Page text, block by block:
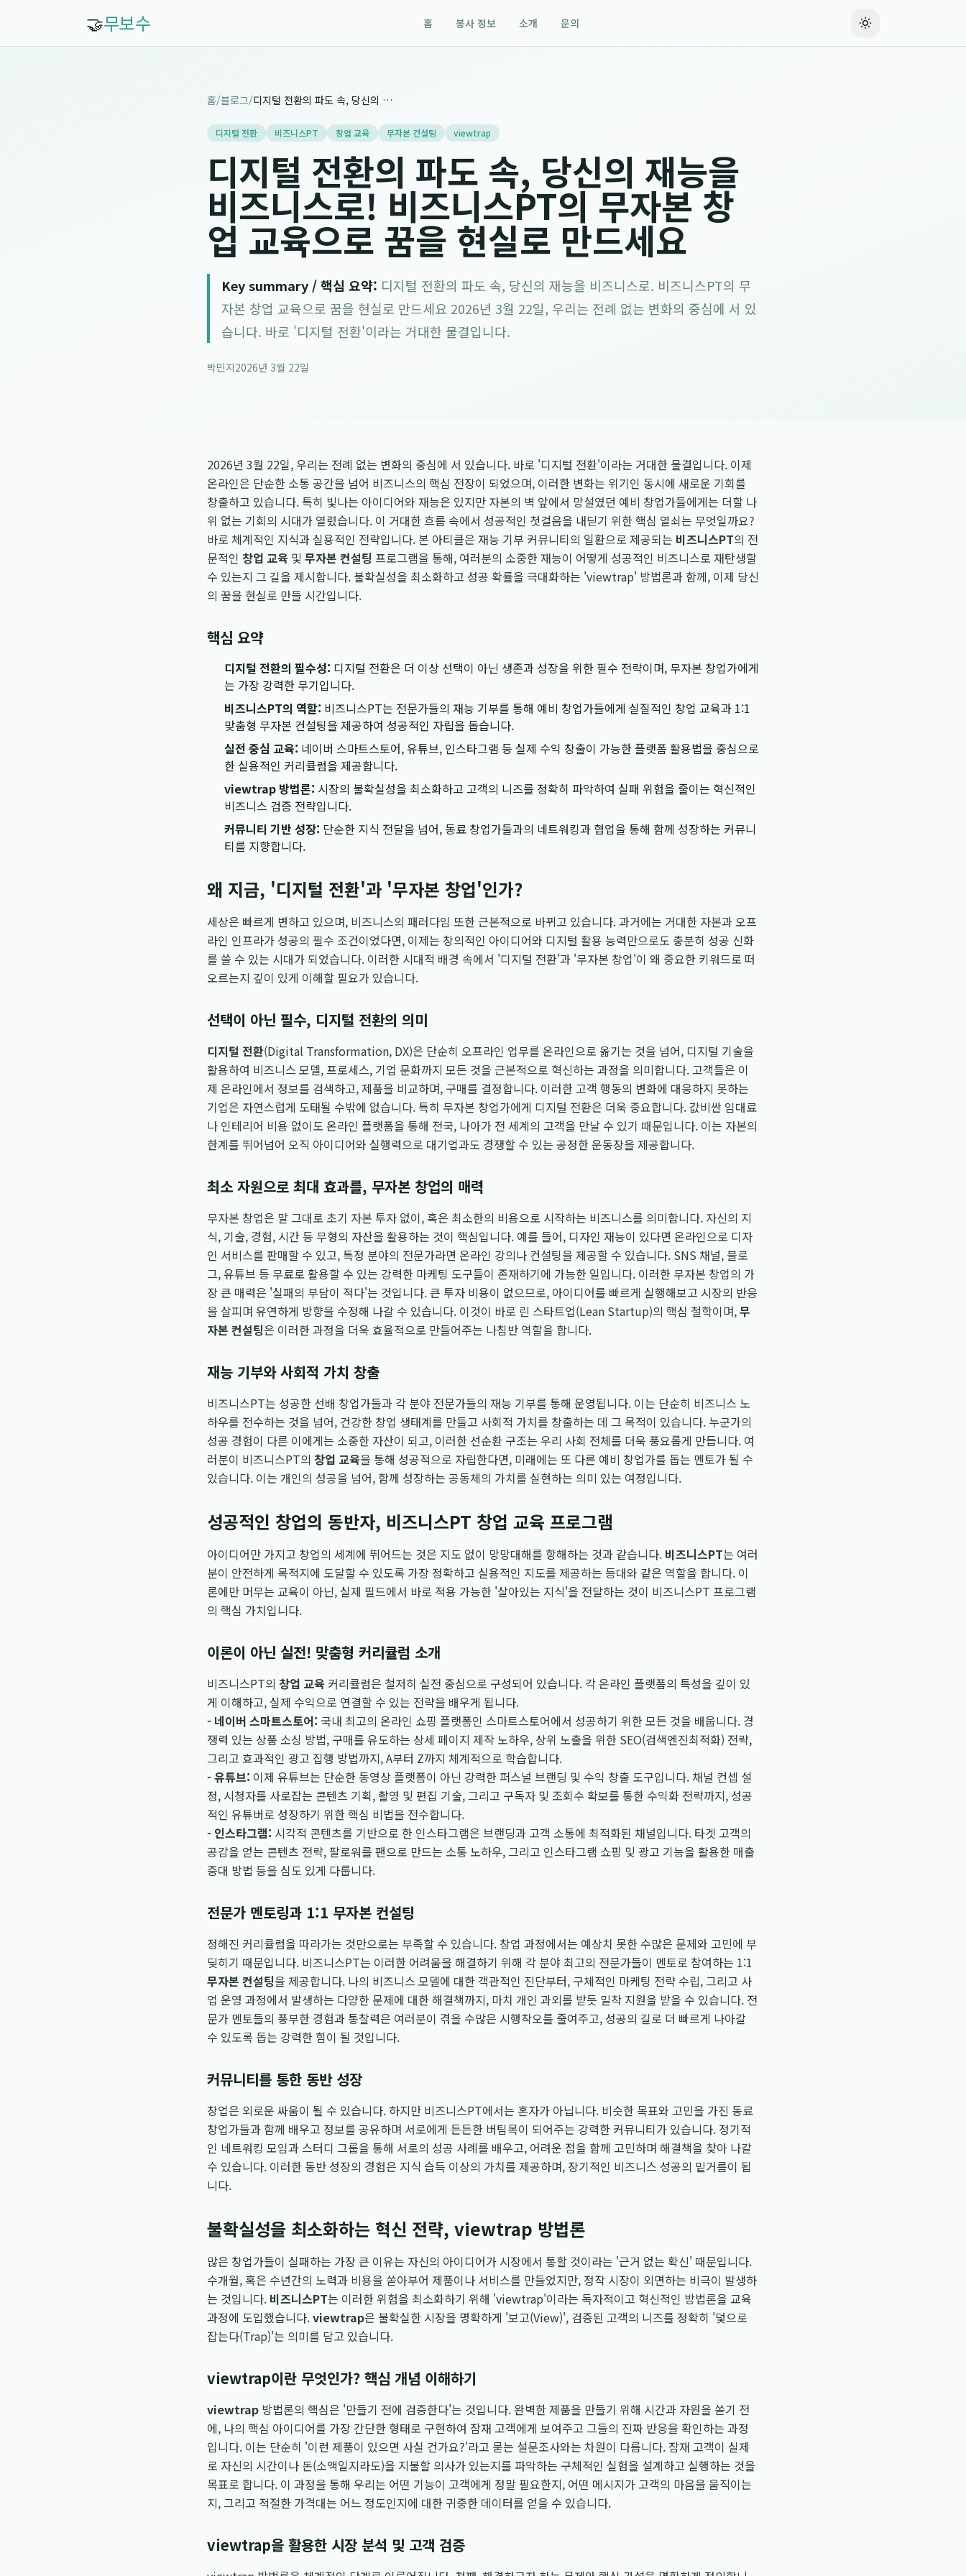
🤝무보수 홈 봉사 정보 소개 문의
홈/블로그/ 디지털 전환의 파도 속, 당신의 재능을 비즈니스로! 비즈니스PT의 무자본 창업 교육으로 꿈을 현실로 만드세요
디지털 전환 비즈니스PT 창업 교육 무자본 컨설팅 viewtrap
디지털 전환의 파도 속, 당신의 재능을
비즈니스로! 비즈니스PT의 무자본 창
업 교육으로 꿈을 현실로 만드세요
Key summary / 핵심 요약: 디지털 전환의 파도 속, 당신의 재능을 비즈니스로. 비즈니스PT의 무
자본 창업 교육으로 꿈을 현실로 만드세요 2026년 3월 22일, 우리는 전례 없는 변화의 중심에 서 있
습니다. 바로 '디지털 전환'이라는 거대한 물결입니다.
박민지2026년 3월 22일
2026년 3월 22일, 우리는 전례 없는 변화의 중심에 서 있습니다. 바로 '디지털 전환'이라는 거대한 물결입니다. 이제
온라인은 단순한 소통 공간을 넘어 비즈니스의 핵심 전장이 되었으며, 이러한 변화는 위기인 동시에 새로운 기회를
창출하고 있습니다. 특히 빛나는 아이디어와 재능은 있지만 자본의 벽 앞에서 망설였던 예비 창업가들에게는 더할 나
위 없는 기회의 시대가 열렸습니다. 이 거대한 흐름 속에서 성공적인 첫걸음을 내딛기 위한 핵심 열쇠는 무엇일까요?
바로 체계적인 지식과 실용적인 전략입니다. 본 아티클은 재능 기부 커뮤니티의 일환으로 제공되는 비즈니스PT의 전
문적인 창업 교육 및 무자본 컨설팅 프로그램을 통해, 여러분의 소중한 재능이 어떻게 성공적인 비즈니스로 재탄생할
수 있는지 그 길을 제시합니다. 불확실성을 최소화하고 성공 확률을 극대화하는 'viewtrap' 방법론과 함께, 이제 당신
의 꿈을 현실로 만들 시간입니다.
핵심 요약
디지털 전환의 필수성: 디지털 전환은 더 이상 선택이 아닌 생존과 성장을 위한 필수 전략이며, 무자본 창업가에게
는 가장 강력한 무기입니다.
비즈니스PT의 역할: 비즈니스PT는 전문가들의 재능 기부를 통해 예비 창업가들에게 실질적인 창업 교육과 1:1
맞춤형 무자본 컨설팅을 제공하여 성공적인 자립을 돕습니다.
실전 중심 교육: 네이버 스마트스토어, 유튜브, 인스타그램 등 실제 수익 창출이 가능한 플랫폼 활용법을 중심으로
한 실용적인 커리큘럼을 제공합니다.
viewtrap 방법론: 시장의 불확실성을 최소화하고 고객의 니즈를 정확히 파악하여 실패 위험을 줄이는 혁신적인
비즈니스 검증 전략입니다.
커뮤니티 기반 성장: 단순한 지식 전달을 넘어, 동료 창업가들과의 네트워킹과 협업을 통해 함께 성장하는 커뮤니
티를 지향합니다.
왜 지금, '디지털 전환'과 '무자본 창업'인가?
세상은 빠르게 변하고 있으며, 비즈니스의 패러다임 또한 근본적으로 바뀌고 있습니다. 과거에는 거대한 자본과 오프
라인 인프라가 성공의 필수 조건이었다면, 이제는 창의적인 아이디어와 디지털 활용 능력만으로도 충분히 성공 신화
를 쓸 수 있는 시대가 되었습니다. 이러한 시대적 배경 속에서 '디지털 전환'과 '무자본 창업'이 왜 중요한 키워드로 떠
오르는지 깊이 있게 이해할 필요가 있습니다.
선택이 아닌 필수, 디지털 전환의 의미
디지털 전환(Digital Transformation, DX)은 단순히 오프라인 업무를 온라인으로 옮기는 것을 넘어, 디지털 기술을
활용하여 비즈니스 모델, 프로세스, 기업 문화까지 모든 것을 근본적으로 혁신하는 과정을 의미합니다. 고객들은 이
제 온라인에서 정보를 검색하고, 제품을 비교하며, 구매를 결정합니다. 이러한 고객 행동의 변화에 대응하지 못하는
기업은 자연스럽게 도태될 수밖에 없습니다. 특히 무자본 창업가에게 디지털 전환은 더욱 중요합니다. 값비싼 임대료
나 인테리어 비용 없이도 온라인 플랫폼을 통해 전국, 나아가 전 세계의 고객을 만날 수 있기 때문입니다. 이는 자본의
한계를 뛰어넘어 오직 아이디어와 실행력으로 대기업과도 경쟁할 수 있는 공정한 운동장을 제공합니다.
최소 자원으로 최대 효과를, 무자본 창업의 매력
무자본 창업은 말 그대로 초기 자본 투자 없이, 혹은 최소한의 비용으로 시작하는 비즈니스를 의미합니다. 자신의 지
식, 기술, 경험, 시간 등 무형의 자산을 활용하는 것이 핵심입니다. 예를 들어, 디자인 재능이 있다면 온라인으로 디자
인 서비스를 판매할 수 있고, 특정 분야의 전문가라면 온라인 강의나 컨설팅을 제공할 수 있습니다. SNS 채널, 블로
그, 유튜브 등 무료로 활용할 수 있는 강력한 마케팅 도구들이 존재하기에 가능한 일입니다. 이러한 무자본 창업의 가
장 큰 매력은 '실패의 부담이 적다'는 것입니다. 큰 투자 비용이 없으므로, 아이디어를 빠르게 실행해보고 시장의 반응
을 살피며 유연하게 방향을 수정해 나갈 수 있습니다. 이것이 바로 린 스타트업(Lean Startup)의 핵심 철학이며,무
자본 컨설팅은 이러한 과정을 더욱 효율적으로 만들어주는 나침반 역할을 합니다.
재능 기부와 사회적 가치 창출
비즈니스PT는 성공한 선배 창업가들과 각 분야 전문가들의 재능 기부를 통해 운영됩니다. 이는 단순히 비즈니스 노
하우를 전수하는 것을 넘어, 건강한 창업 생태계를 만들고 사회적 가치를 창출하는 데 그 목적이 있습니다. 누군가의
성공 경험이 다른 이에게는 소중한 자산이 되고, 이러한 선순환 구조는 우리 사회 전체를 더욱 풍요롭게 만듭니다. 여
러분이 비즈니스PT의 창업 교육을 통해 성공적으로 자립한다면, 미래에는 또 다른 예비 창업가를 돕는 멘토가 될 수
있습니다. 이는 개인의 성공을 넘어, 함께 성장하는 공동체의 가치를 실현하는 의미 있는 여정입니다.
성공적인 창업의 동반자, 비즈니스PT 창업 교육 프로그램
아이디어만 가지고 창업의 세계에 뛰어드는 것은 지도 없이 망망대해를 항해하는 것과 같습니다. 비즈니스PT는 여러
분이 안전하게 목적지에 도달할 수 있도록 가장 정확하고 실용적인 지도를 제공하는 등대와 같은 역할을 합니다. 이
론에만 머무는 교육이 아닌, 실제 필드에서 바로 적용 가능한 '살아있는 지식'을 전달하는 것이 비즈니스PT 프로그램
의 핵심 가치입니다.
이론이 아닌 실전! 맞춤형 커리큘럼 소개
비즈니스PT의 창업 교육 커리큘럼은 철저히 실전 중심으로 구성되어 있습니다. 각 온라인 플랫폼의 특성을 깊이 있
게 이해하고, 실제 수익으로 연결할 수 있는 전략을 배우게 됩니다.
- 네이버 스마트스토어: 국내 최고의 온라인 쇼핑 플랫폼인 스마트스토어에서 성공하기 위한 모든 것을 배웁니다. 경
쟁력 있는 상품 소싱 방법, 구매를 유도하는 상세 페이지 제작 노하우, 상위 노출을 위한 SEO(검색엔진최적화) 전략,
그리고 효과적인 광고 집행 방법까지, A부터 Z까지 체계적으로 학습합니다.
- 유튜브: 이제 유튜브는 단순한 동영상 플랫폼이 아닌 강력한 퍼스널 브랜딩 및 수익 창출 도구입니다. 채널 컨셉 설
정, 시청자를 사로잡는 콘텐츠 기획, 촬영 및 편집 기술, 그리고 구독자 및 조회수 확보를 통한 수익화 전략까지, 성공
적인 유튜버로 성장하기 위한 핵심 비법을 전수합니다.
- 인스타그램: 시각적 콘텐츠를 기반으로 한 인스타그램은 브랜딩과 고객 소통에 최적화된 채널입니다. 타겟 고객의
공감을 얻는 콘텐츠 전략, 팔로워를 팬으로 만드는 소통 노하우, 그리고 인스타그램 쇼핑 및 광고 기능을 활용한 매출
증대 방법 등을 심도 있게 다룹니다.
전문가 멘토링과 1:1 무자본 컨설팅
정해진 커리큘럼을 따라가는 것만으로는 부족할 수 있습니다. 창업 과정에서는 예상치 못한 수많은 문제와 고민에 부
딪히기 때문입니다. 비즈니스PT는 이러한 어려움을 해결하기 위해 각 분야 최고의 전문가들이 멘토로 참여하는 1:1
무자본 컨설팅을 제공합니다. 나의 비즈니스 모델에 대한 객관적인 진단부터, 구체적인 마케팅 전략 수립, 그리고 사
업 운영 과정에서 발생하는 다양한 문제에 대한 해결책까지, 마치 개인 과외를 받듯 밀착 지원을 받을 수 있습니다. 전
문가 멘토들의 풍부한 경험과 통찰력은 여러분이 겪을 수많은 시행착오를 줄여주고, 성공의 길로 더 빠르게 나아갈
수 있도록 돕는 강력한 힘이 될 것입니다.
커뮤니티를 통한 동반 성장
창업은 외로운 싸움이 될 수 있습니다. 하지만 비즈니스PT에서는 혼자가 아닙니다. 비슷한 목표와 고민을 가진 동료
창업가들과 함께 배우고 정보를 공유하며 서로에게 든든한 버팀목이 되어주는 강력한 커뮤니티가 있습니다. 정기적
인 네트워킹 모임과 스터디 그룹을 통해 서로의 성공 사례를 배우고, 어려운 점을 함께 고민하며 해결책을 찾아 나갈
수 있습니다. 이러한 동반 성장의 경험은 지식 습득 이상의 가치를 제공하며, 장기적인 비즈니스 성공의 밑거름이 됩
니다.
불확실성을 최소화하는 혁신 전략, viewtrap 방법론
많은 창업가들이 실패하는 가장 큰 이유는 자신의 아이디어가 시장에서 통할 것이라는 '근거 없는 확신' 때문입니다.
수개월, 혹은 수년간의 노력과 비용을 쏟아부어 제품이나 서비스를 만들었지만, 정작 시장이 외면하는 비극이 발생하
는 것입니다. 비즈니스PT는 이러한 위험을 최소화하기 위해 'viewtrap'이라는 독자적이고 혁신적인 방법론을 교육
과정에 도입했습니다.viewtrap은 불확실한 시장을 명확하게 '보고(View)', 검증된 고객의 니즈를 정확히 '덫으로
잡는다(Trap)'는 의미를 담고 있습니다.
viewtrap이란 무엇인가? 핵심 개념 이해하기
viewtrap 방법론의 핵심은 '만들기 전에 검증한다'는 것입니다. 완벽한 제품을 만들기 위해 시간과 자원을 쏟기 전
에, 나의 핵심 아이디어를 가장 간단한 형태로 구현하여 잠재 고객에게 보여주고 그들의 진짜 반응을 확인하는 과정
입니다. 이는 단순히 '이런 제품이 있으면 사실 건가요?'라고 묻는 설문조사와는 차원이 다릅니다. 잠재 고객이 실제
로 자신의 시간이나 돈(소액일지라도)을 지불할 의사가 있는지를 파악하는 구체적인 실험을 설계하고 실행하는 것을
목표로 합니다. 이 과정을 통해 우리는 어떤 기능이 고객에게 정말 필요한지, 어떤 메시지가 고객의 마음을 움직이는
지, 그리고 적절한 가격대는 어느 정도인지에 대한 귀중한 데이터를 얻을 수 있습니다.
viewtrap을 활용한 시장 분석 및 고객 검증